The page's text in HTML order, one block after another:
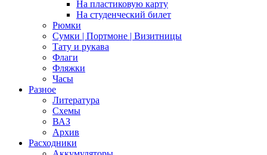
На пластиковую карту
На студенческий билет
Рюмки
Сумки | Портмоне | Визитницы
Тату и рукава
Флаги
Фляжки
Часы
Разное
Литература
Схемы
ВАЗ
Архив
Расходники